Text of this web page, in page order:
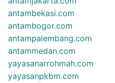
antambekasi.com
antambogor.com
antampalembang.com
antammedan.com
yayasanarrohmah.com
yayasanpkbm.com